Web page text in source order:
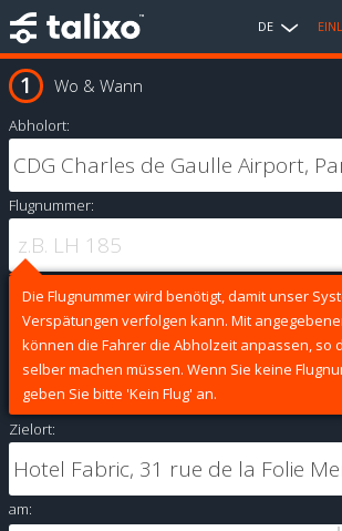
DE
Wo & Wann
Abholort:
Flugnummer:
Die Flugnummer wird benötigt, damit unser
Verspätungen verfolgen kann. Mit
können die Fahrer die Abholzeit anpassen, so
selber machen müssen. Wenn Sie keine
geben Sie bitte 'Kein Flug' an.
Zielort:
am: